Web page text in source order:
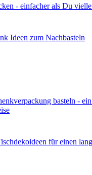
- einfacher als Du
Ideen zum Nachbasteln
basteln -
für einen